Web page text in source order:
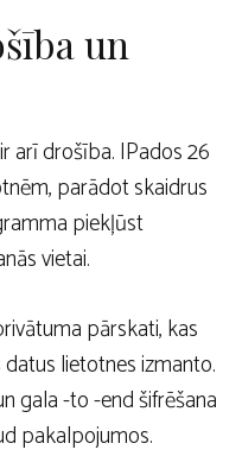
un
arī drošība. IPados 26
parādot skaidrus
piekļūst
vietai.
pārskati, kas
lietotnes izmanto.
gala -to -end šifrēšana
pakalpojumos.